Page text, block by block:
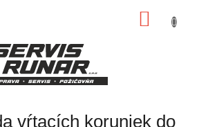
vŕtacích koruniek do